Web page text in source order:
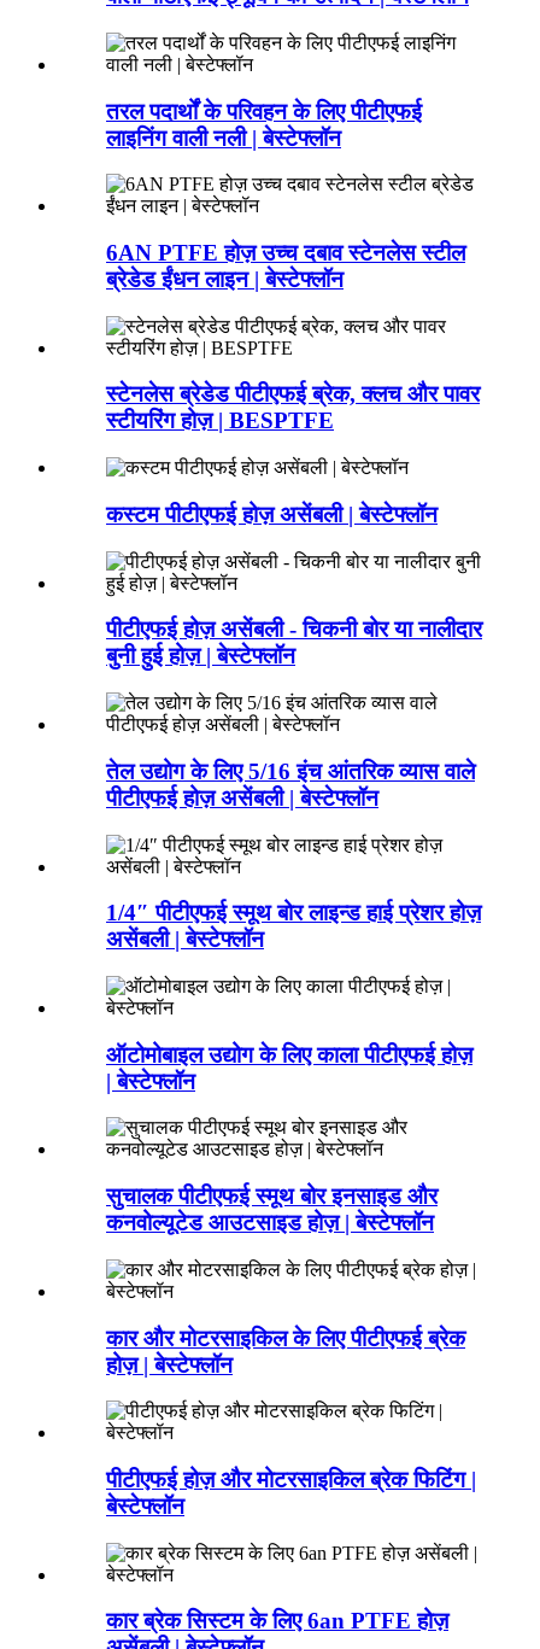
तरल पदार्थों के परिवहन के लिए पीटीएफई
लाइनिंग वाली नली | बेस्टेफ्लॉन
6AN PTFE होज़ उच्च दबाव स्टेनलेस स्टील
ब्रेडेड ईंधन लाइन | बेस्टेफ्लॉन
स्टेनलेस ब्रेडेड पीटीएफई ब्रेक, क्लच और पावर
स्टीयरिंग होज़ | BESPTFE
कस्टम पीटीएफई होज़ असेंबली | बेस्टेफ्लॉन
पीटीएफई होज़ असेंबली - चिकनी बोर या नालीदार
बुनी हुई होज़ | बेस्टेफ्लॉन
तेल उद्योग के लिए 5/16 इंच आंतरिक व्यास वाले
पीटीएफई होज़ असेंबली | बेस्टेफ्लॉन
1/4″ पीटीएफई स्मूथ बोर लाइन्ड हाई प्रेशर होज़
असेंबली | बेस्टेफ्लॉन
ऑटोमोबाइल उद्योग के लिए काला पीटीएफई होज़
| बेस्टेफ्लॉन
सुचालक पीटीएफई स्मूथ बोर इनसाइड और
कनवोल्यूटेड आउटसाइड होज़ | बेस्टेफ्लॉन
कार और मोटरसाइकिल के लिए पीटीएफई ब्रेक
होज़ | बेस्टेफ्लॉन
पीटीएफई होज़ और मोटरसाइकिल ब्रेक फिटिंग |
बेस्टेफ्लॉन
कार ब्रेक सिस्टम के लिए 6an PTFE होज़